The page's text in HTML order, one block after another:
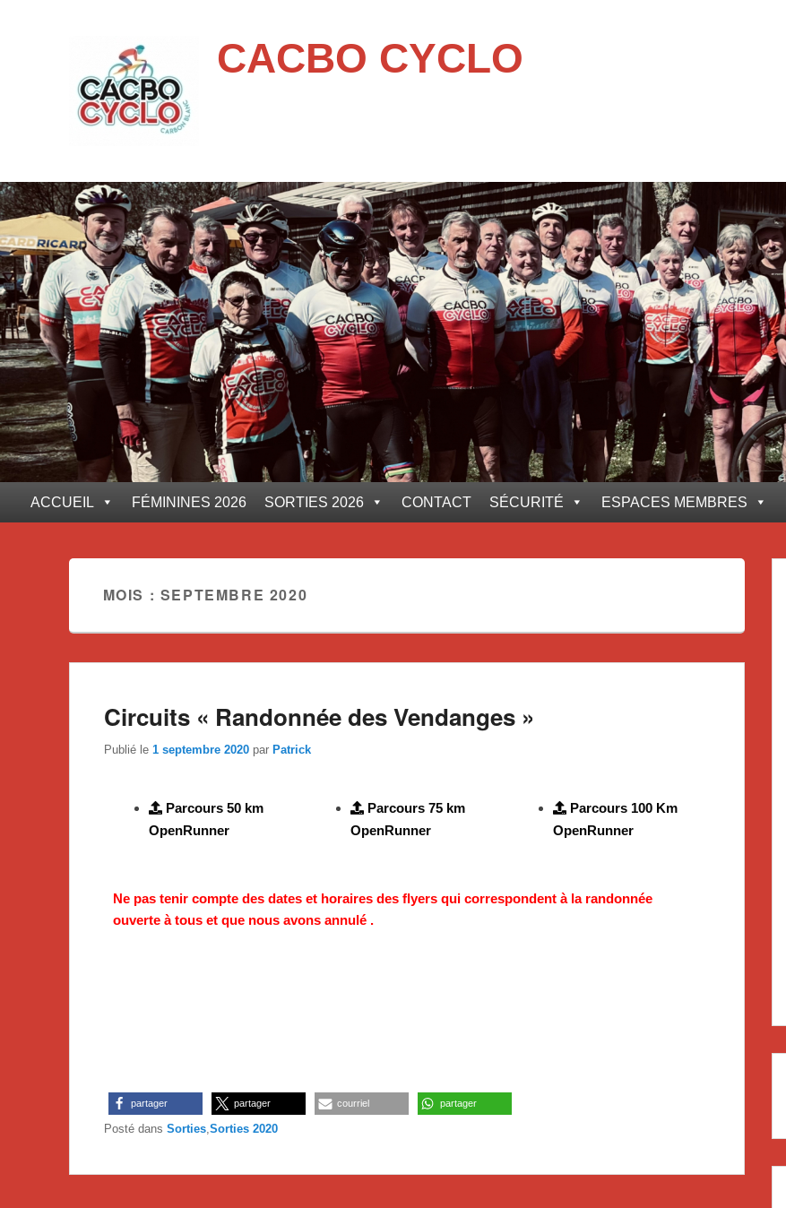
CACBO CYCLO
ACCUEIL FÉMININES 2026 SORTIES 2026 CONTACT SÉCURITÉ ESPACES MEMBRES
MOIS : SEPTEMBRE 2020
Circuits « Randonnée des Vendanges »
Publié le 1 septembre 2020 par Patrick
Parcours 50 km
OpenRunner
Parcours 75 km
OpenRunner
Parcours 100 Km
OpenRunner
Ne pas tenir compte des dates et horaires des flyers qui correspondent à la randonnée
ouverte à tous et que nous avons annulé .
partager partager courriel partager
Posté dans Sorties,Sorties 2020